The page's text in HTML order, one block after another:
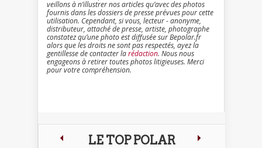
veillons à n’illustrer nos articles qu’avec des photos
fournis dans les dossiers de presse prévues pour cette
utilisation. Cependant, si vous, lecteur - anonyme,
distributeur, attaché de presse, artiste, photographe
constatez qu’une photo est diffusée sur Bepolar.fr
alors que les droits ne sont pas respectés, ayez la
gentillesse de contacter larédaction. Nous nous
engageons à retirer toutes photos litigieuses. Merci
pour votre compréhension.
LE TOP POLAR